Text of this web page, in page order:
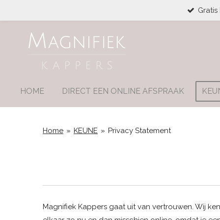
hoofdinhoud
HOME DIRECT EEN ONLINE AFSPRAAK
Home » KEUNE » Privacy Statement
Magnifiek Kappers gaat uit van vertrouwen. Wij